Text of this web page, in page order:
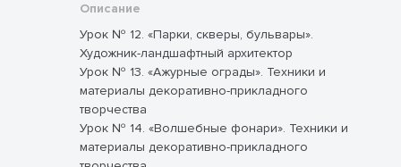
Описание
Урок № 12. «Парки, скверы, бульвары».
Художник-ландшафтный архитектор
Урок № 13. «Ажурные ограды». Техники и
материалы декоративно-прикладного
творчества
Урок № 14. «Волшебные фонари». Техники и
материалы декоративно-прикладного